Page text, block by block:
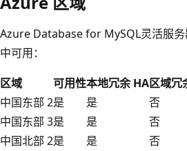
Azure Database for MySQL灵活服
中可用：
区域
可用性本地冗余 HA区域冗
中国东部 2是 是 否
中国东部 3是 是 否
中国北部 2是 是 否